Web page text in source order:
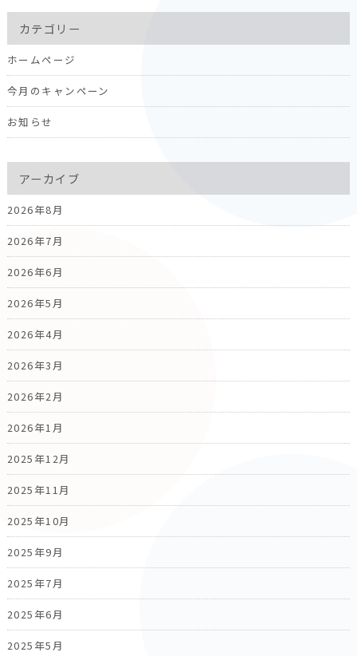
カテゴリー
ホームページ
今月のキャンペーン
お知らせ
アーカイブ
2026年8月
2026年7月
2026年6月
2026年5月
2026年4月
2026年3月
2026年2月
2026年1月
2025年12月
2025年11月
2025年10月
2025年9月
2025年7月
2025年6月
2025年5月